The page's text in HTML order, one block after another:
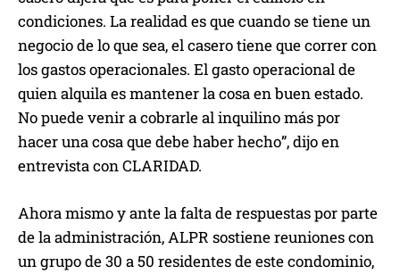
condiciones. La realidad es que cuando se tiene un
negocio de lo que sea, el casero tiene que correr con
los gastos operacionales. El gasto operacional de
quien alquila es mantener la cosa en buen estado.
No puede venir a cobrarle al inquilino más por
hacer una cosa que debe haber hecho”, dijo en
entrevista con CLARIDAD.
Ahora mismo y ante la falta de respuestas por parte
de la administración, ALPR sostiene reuniones con
un grupo de 30 a 50 residentes de este condominio,